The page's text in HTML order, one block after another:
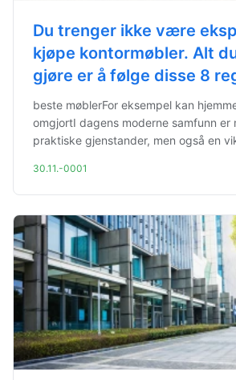
Du trenger ikke være
kjøpe kontormøbler. Alt
gjøre er å følge disse 8
beste møblerFor eksempel kan
omgjortI dagens moderne samfunn er
praktiske gjenstander, men også en
30.11.-0001